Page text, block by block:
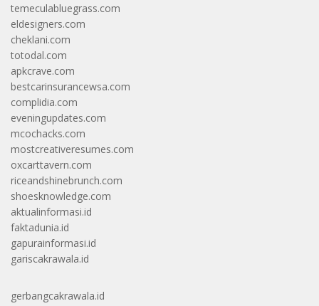
temeculabluegrass.com
eldesigners.com
cheklani.com
totodal.com
apkcrave.com
bestcarinsurancewsa.com
complidia.com
eveningupdates.com
mcochacks.com
mostcreativeresumes.com
oxcarttavern.com
riceandshinebrunch.com
shoesknowledge.com
aktualinformasi.id
faktadunia.id
gapurainformasi.id
gariscakrawala.id
gerbangcakrawala.id